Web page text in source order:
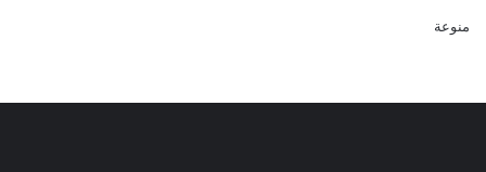
منوعة